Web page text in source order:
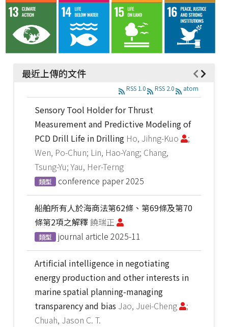
最近上傳的文件
RSS 1.0 RSS 2.0 atom
Sensory Tool Holder for Thrust
Measurement and Predictive Modeling of
PCD Drill Life in Drilling Ho, Jihng-Kuo
;
Wen, Po-Chun; Lin, Hao-Yang; Chang,
Tsung-Yu; Yau, Her-Terng
類型 conference paper2025
船舶所有人於海商法第62條、第69條及第70
條第2項之解釋饒瑞正
類型 journal article 2025-11
Artificial intelligence in negotiating
energy production and other interests in
marine spatial planning-managing
transparency and bias Jao, Juei-Cheng
;
Chuah, Jason C. T.